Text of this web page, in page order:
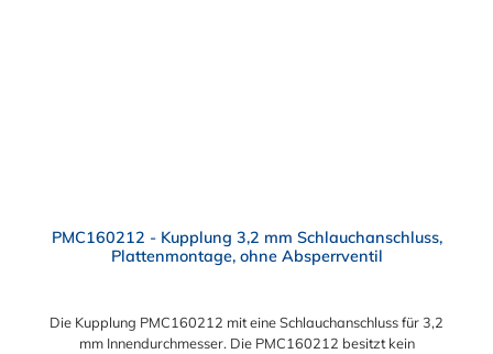
PMC160212 - Kupplung 3,2 mm Schlauchanschluss,
Plattenmontage, ohne Absperrventil
Die Kupplung PMC160212 mit eine Schlauchanschluss für 3,2
mm Innendurchmesser. Die PMC160212 besitzt kein